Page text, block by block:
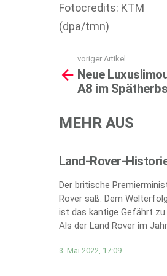
Fotocredits: KTM
(dpa/tmn)
more
voriger Artikel
Neue
A8 im
MEHR AUS
Land-Rover-
Der britische
Rover saß. Dem
ist das kantige Gefährt zu
Als der Land Rover im
3. Mai 2022, 17:09